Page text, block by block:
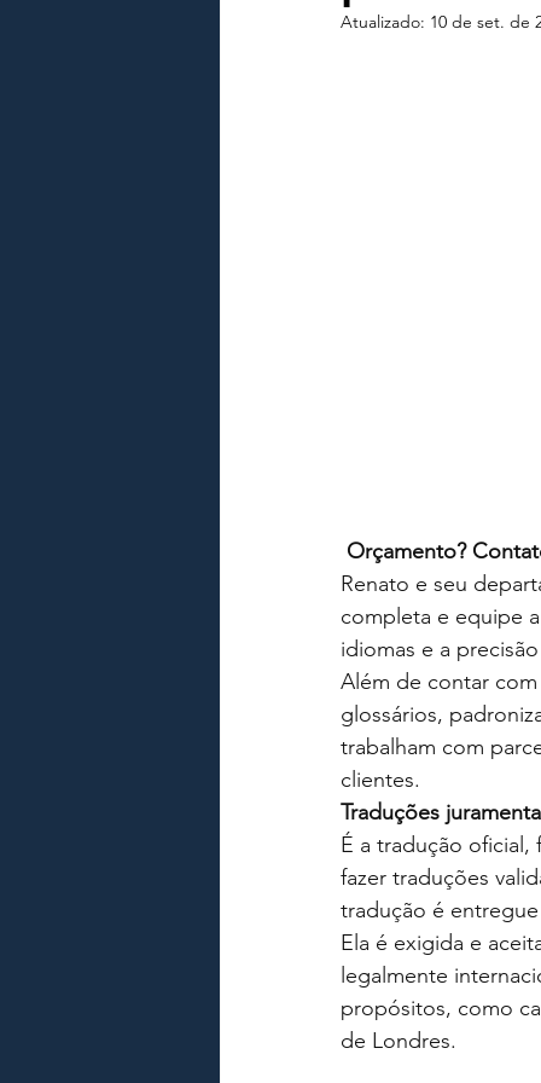
COMO REGISTRAR AIRE EM
ASSESSORIA EM LONDRES
ADVOGADO DE IMIGRACAO
Atualizado: 10 de set. de
Orçamento?
Renato e seu
completa e equipe
idiomas e a
Além de contar
glossários,
trabalham com
clientes.
Traduções
É a tradução
fazer traduções
tradução é
Ela é exigida e
legalmente
propósitos, como
de Londres.